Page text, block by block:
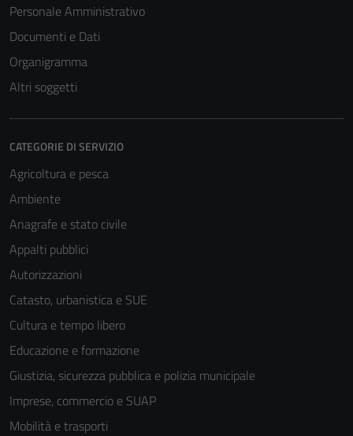
Personale Amministrativo
Documenti e Dati
Organigramma
Altri soggetti
CATEGORIE DI SERVIZIO
Agricoltura e pesca
Ambiente
Anagrafe e stato civile
Appalti pubblici
Autorizzazioni
Catasto, urbanistica e SUE
Cultura e tempo libero
Educazione e formazione
Giustizia, sicurezza pubblica e polizia municipale
Imprese, commercio e SUAP
Mobilità e trasporti
essere
disabilitati.